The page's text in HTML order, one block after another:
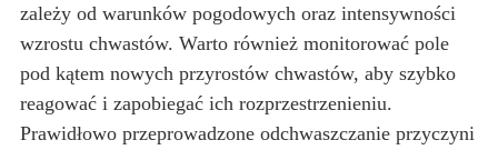
zależy od warunków pogodowych oraz intensywności
wzrostu chwastów. Warto również monitorować pole
pod kątem nowych przyrostów chwastów, aby szybko
reagować i zapobiegać ich rozprzestrzenieniu.
Prawidłowo przeprowadzone odchwaszczanie przyczyni